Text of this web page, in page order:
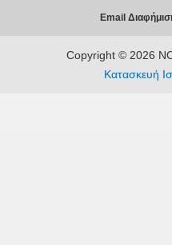
Email
Copyright © 2026
Κατασκευή